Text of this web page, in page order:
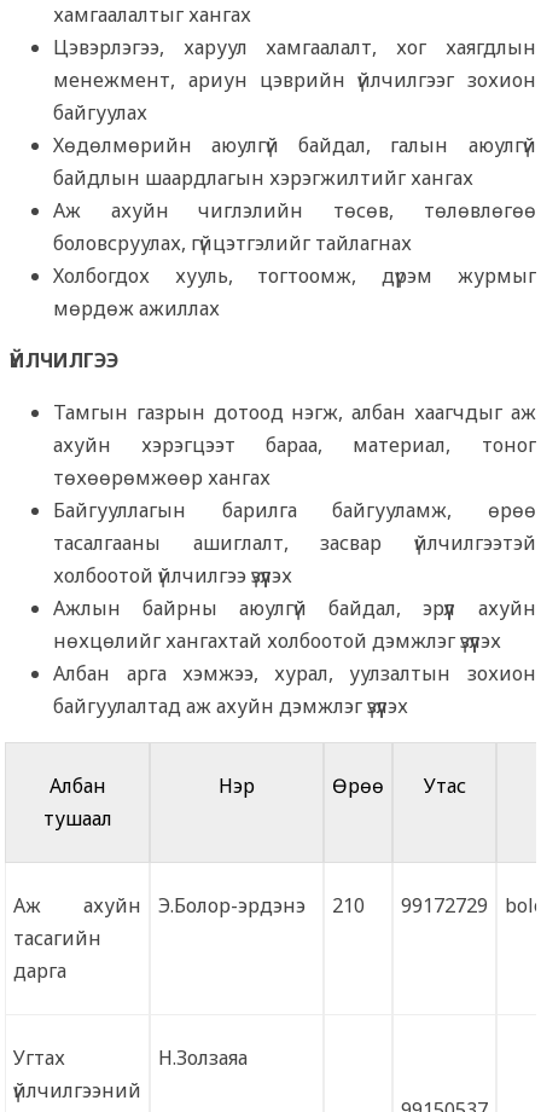
хамгаалалтыг хангах
Цэвэрлэгээ, харуул хамгаалалт, хог хаягдлын
менежмент, ариун цэврийн үйлчилгээг зохион
байгуулах
Хөдөлмөрийн аюулгүй байдал, галын аюулгүй
байдлын шаардлагын хэрэгжилтийг хангах
Аж ахуйн чиглэлийн төсөв, төлөвлөгөө
боловсруулах, гүйцэтгэлийг тайлагнах
Холбогдох хууль, тогтоомж, дүрэм журмыг
мөрдөж ажиллах
ҮЙЛЧИЛГЭЭ
Тамгын газрын дотоод нэгж, албан хаагчдыг аж
ахуйн хэрэгцээт бараа, материал, тоног
төхөөрөмжөөр хангах
Байгууллагын барилга байгууламж, өрөө
тасалгааны ашиглалт, засвар үйлчилгээтэй
холбоотой үйлчилгээ үзүүлэх
Ажлын байрны аюулгүй байдал, эрүүл ахуйн
нөхцөлийг хангахтай холбоотой дэмжлэг үзүүлэх
Албан арга хэмжээ, хурал, уулзалтын зохион
байгуулалтад аж ахуйн дэмжлэг үзүүлэх
Албан
тушаал
Нэр Өрөө Утас
Аж ахуйн
тасагийн
дарга
Э.Болор-эрдэнэ 210 99172729
Угтах
үйлчилгээний
Н.Золзаяа